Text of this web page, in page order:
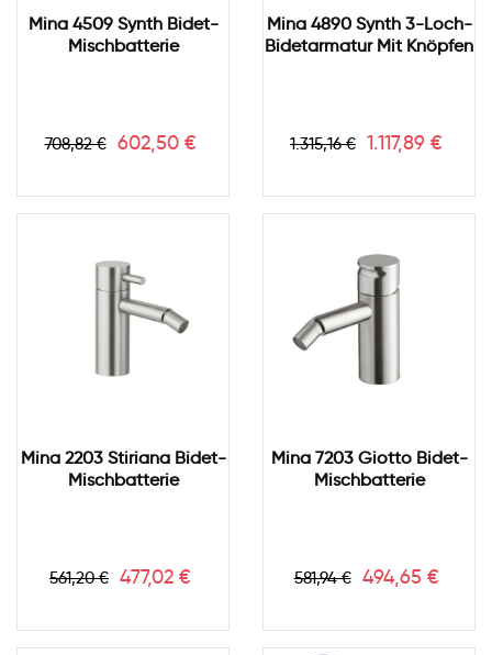
Mina 4509 Synth Bidet-
Mischbatterie
Verkaufspreis
708,82 € Preis
602,50 €
Mina 4890 Synth 3-Loch-
Bidetarmatur Mit Knöpfen
Verkaufspreis
1.315,16 € Preis
1.117,89 €
Mina 2203 Stiriana Bidet-
Mischbatterie
Verkaufspreis
561,20 € Preis
477,02 €
Mina 7203 Giotto Bidet-
Mischbatterie
Verkaufspreis
581,94 € Preis
494,65 €